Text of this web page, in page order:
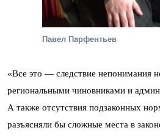
Павел Парфентьев
«Все это — следствие непонимания
региональными чиновниками и
А также отсутствия подзаконных
разъясняли бы сложные места в